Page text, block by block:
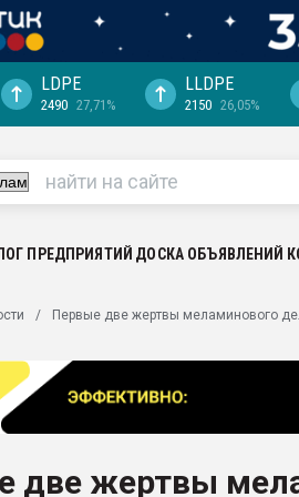
выходит на
рынке
LDPE
2490 27,71%
LLDPE
2150 26,05%
ПРЕДПРИЯТИЙ ДОСКА ОБЪЯВЛЕНИЙ
Первые две жертвы меламинового
две жертвы